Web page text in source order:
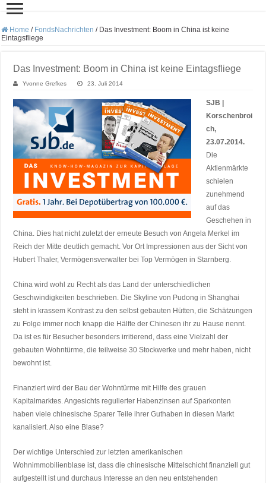
Home / FondsNachrichten / Das Investment: Boom in China ist keine
Eintagsfliege
Das Investment: Boom in China ist keine Eintagsfliege
Yvonne Grefkes 23. Juli 2014
SJB |
Korschenbroi
ch,
23.07.2014.
Die
Aktienmärkte
schielen
zunehmend
auf das
Geschehen in
China. Dies hat nicht zuletzt der erneute Besuch von Angela Merkel im
Reich der Mitte deutlich gemacht. Vor Ort Impressionen aus der Sicht von
Hubert Thaler, Vermögensverwalter bei Top Vermögen in Starnberg.
China wird wohl zu Recht als das Land der unterschiedlichen
Geschwindigkeiten beschrieben. Die Skyline von Pudong in Shanghai
steht in krassem Kontrast zu den selbst gebauten Hütten, die Schätzungen
zu Folge immer noch knapp die Hälfte der Chinesen ihr zu Hause nennt.
Da ist es für Besucher besonders irritierend, dass eine Vielzahl der
gebauten Wohntürme, die teilweise 30 Stockwerke und mehr haben, nicht
bewohnt ist.
Finanziert wird der Bau der Wohntürme mit Hilfe des grauen
Kapitalmarktes. Angesichts regulierter Habenzinsen auf Sparkonten
haben viele chinesische Sparer Teile ihrer Guthaben in diesen Markt
kanalisiert. Also eine Blase?
Der wichtige Unterschied zur letzten amerikanischen
Wohnimmobilienblase ist, dass die chinesische Mittelschicht finanziell gut
aufgestellt ist und durchaus Interesse an den neu entstehenden